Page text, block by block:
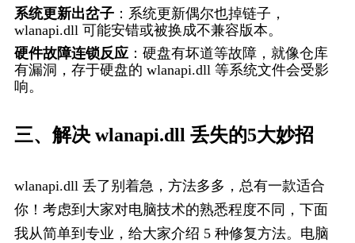
系统更新出岔子：系统更新偶尔也掉链子，
wlanapi.dll 可能安错或被换成不兼容版本。
硬件故障连锁反应：硬盘有坏道等故障，就像仓库
有漏洞，存于硬盘的 wlanapi.dll 等系统文件会受影
响。
三、解决 wlanapi.dll 丢失的5大妙招
wlanapi.dll 丢了别着急，方法多多，总有一款适合
你！考虑到大家对电脑技术的熟悉程度不同，下面
我从简单到专业，给大家介绍 5 种修复方法。电脑